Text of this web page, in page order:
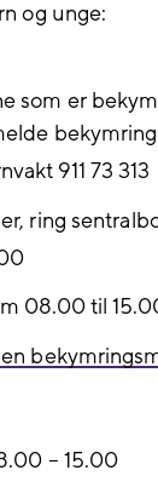
og unge:
som er
911 73 313
ring
08.00 til
– 15.00